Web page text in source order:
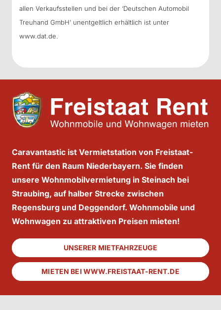
allen Verkaufsstellen und bei der ‘Deutschen Automobil
Treuhand GmbH’ unentgeltlich erhältlich ist unter
www.dat.de.
Caravantastic ist Vermietstation von Freistaat-
Rent für den Raum Niederbayern. Sie finden
unsere Wohnmobilvermietung in Steinach bei
Straubing, auf halber Strecke zwischen
Regensburg und Deggendorf. Wohnmobile und
Wohnwagen zu attraktiven Preisen mieten!
UNSERER MIETFAHRZEUGE
MIETEN BEI WWW.FREISTAAT-RENT.DE